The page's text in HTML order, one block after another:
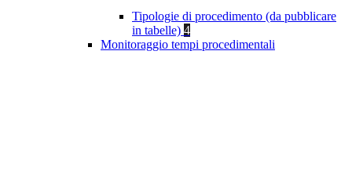
Tipologie di procedimento (da pubblicare
in tabelle) 4
Monitoraggio tempi procedimentali